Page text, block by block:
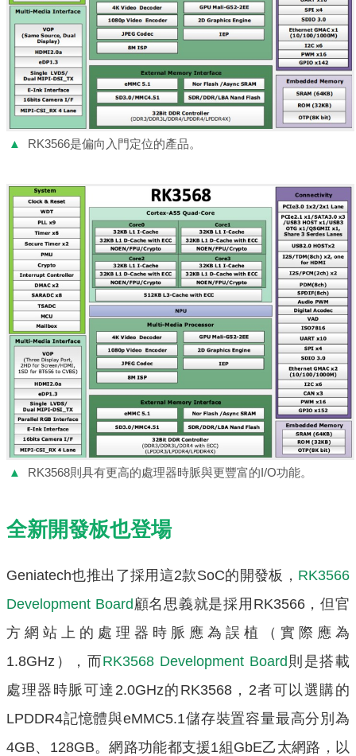
▲ RK3566是偏向入門定位的產品。
▲ RK3568則具有更高的處理器時脈與更豐富的I/O功能。
全新開發板也登場
Geniatech也推出了採用這2款SoC的開發板， RK3566
Development Board顧名思義就是採用RK3566，但官
方網站上的處理器時脈應為誤植（實際應為
1.8GHz），而RK3568 Development Board 則是搭載
處理器時脈可達2.0GHz的RK3568，2者可以選購的
LPDDR4記憶體與eMMC5.1儲存裝置容量最高分別為
4GB、128GB。網路功能都支援1組GbE乙太網路，以